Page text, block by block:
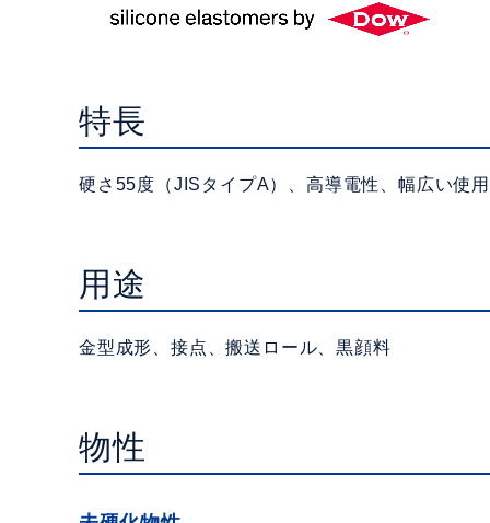
特長
硬さ55度（JISタイプA）、高導電性、幅広い使
用途
金型成形、接点、搬送ロール、黒顔料
物性